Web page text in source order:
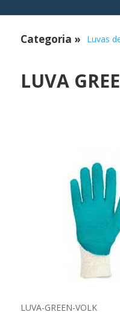
Categoria » Luvas
LUVA
LUVA-GREEN-VOLK